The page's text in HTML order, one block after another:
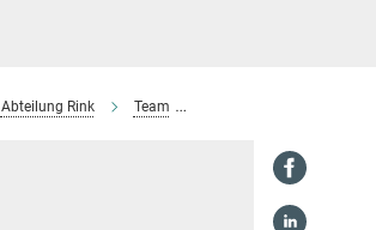
Abteilung Rink Team